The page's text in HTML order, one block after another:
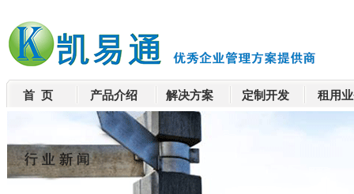
首 页 产品介绍 解决方案 定制开发 租用